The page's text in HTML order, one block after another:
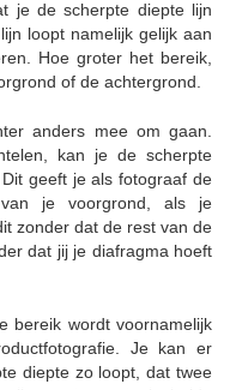
je de scherpte diepte lijn
loopt namelijk gelijk aan
Hoe groter het bereik,
of de achtergrond.
anders mee om gaan.
kan je de scherpte
geeft je als fotograaf de
je voorgrond, als je
zonder dat de rest van de
dat jij je diafragma hoeft
bereik wordt voornamelijk
Je kan er
diepte zo loopt, dat twee